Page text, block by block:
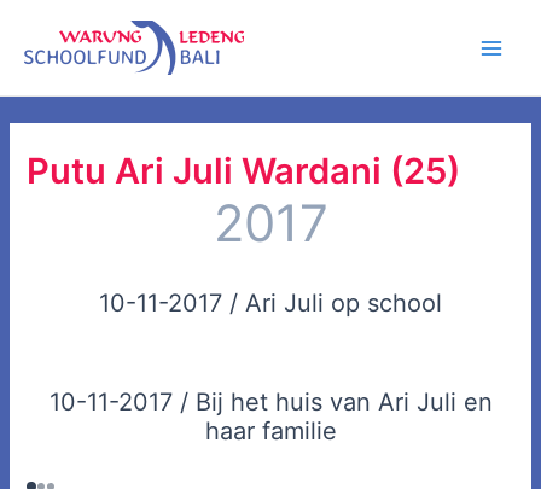
inhoud
Putu Ari Juli Wardani (25)
2017
10-11-2017 / Ari Juli op school
10-11-2017 / Bij het huis van Ari Juli en
haar familie